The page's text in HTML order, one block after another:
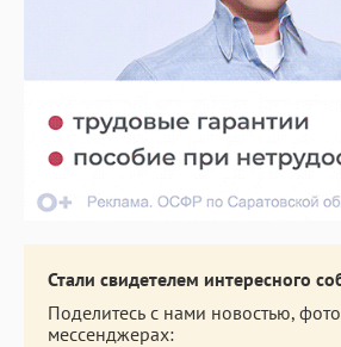
Стали свидетелем интересного
Поделитесь с нами новостью,
мессенджерах: